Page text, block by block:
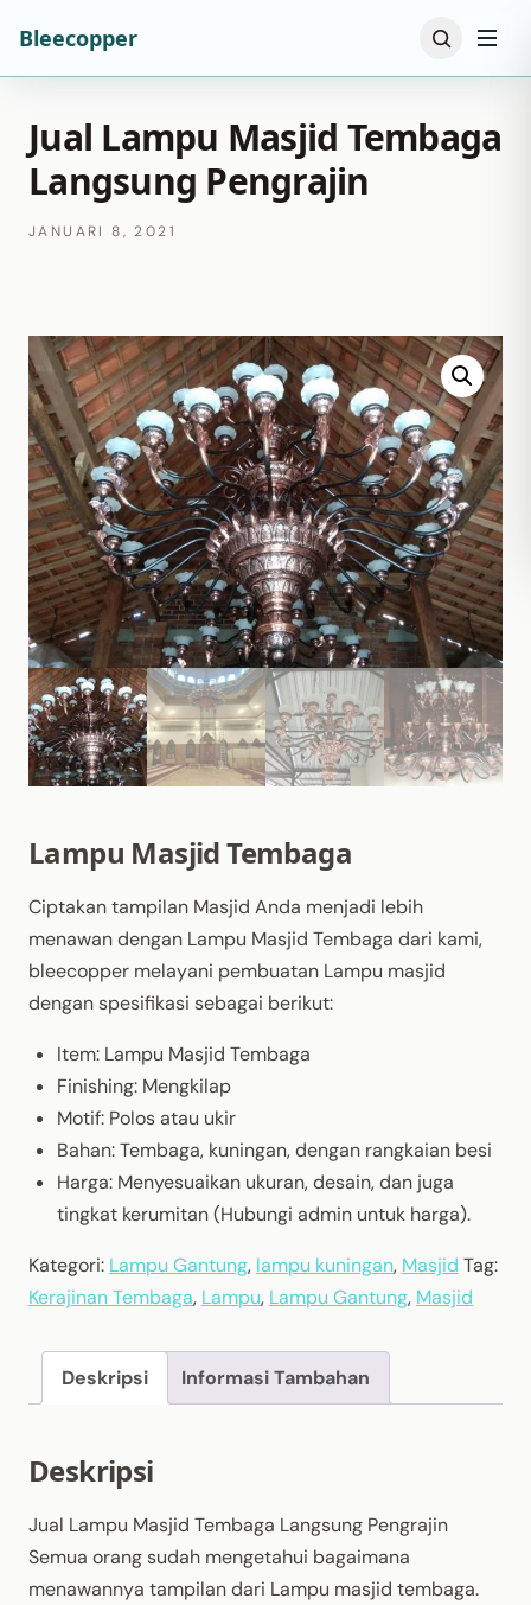
Bleecopper
Jual Lampu Masjid Tembaga
Langsung Pengrajin
JANUARI 8, 2021
Lampu Masjid Tembaga
Ciptakan tampilan Masjid Anda menjadi lebih
menawan dengan Lampu Masjid Tembaga dari kami,
bleecopper melayani pembuatan Lampu masjid
dengan spesifikasi sebagai berikut:
Item: Lampu Masjid Tembaga
Finishing: Mengkilap
Motif: Polos atau ukir
Bahan: Tembaga, kuningan, dengan rangkaian besi
Harga: Menyesuaikan ukuran, desain, dan juga
tingkat kerumitan (Hubungi admin untuk harga).
Kategori: Lampu Gantung, lampu kuningan, Masjid Tag:
Kerajinan Tembaga, Lampu, Lampu Gantung, Masjid
Deskripsi Informasi Tambahan
Deskripsi
Jual Lampu Masjid Tembaga Langsung Pengrajin
Semua orang sudah mengetahui bagaimana
menawannya tampilan dari Lampu masjid tembaga.